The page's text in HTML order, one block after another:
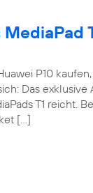
P10
Das
T1 reicht.
[…]